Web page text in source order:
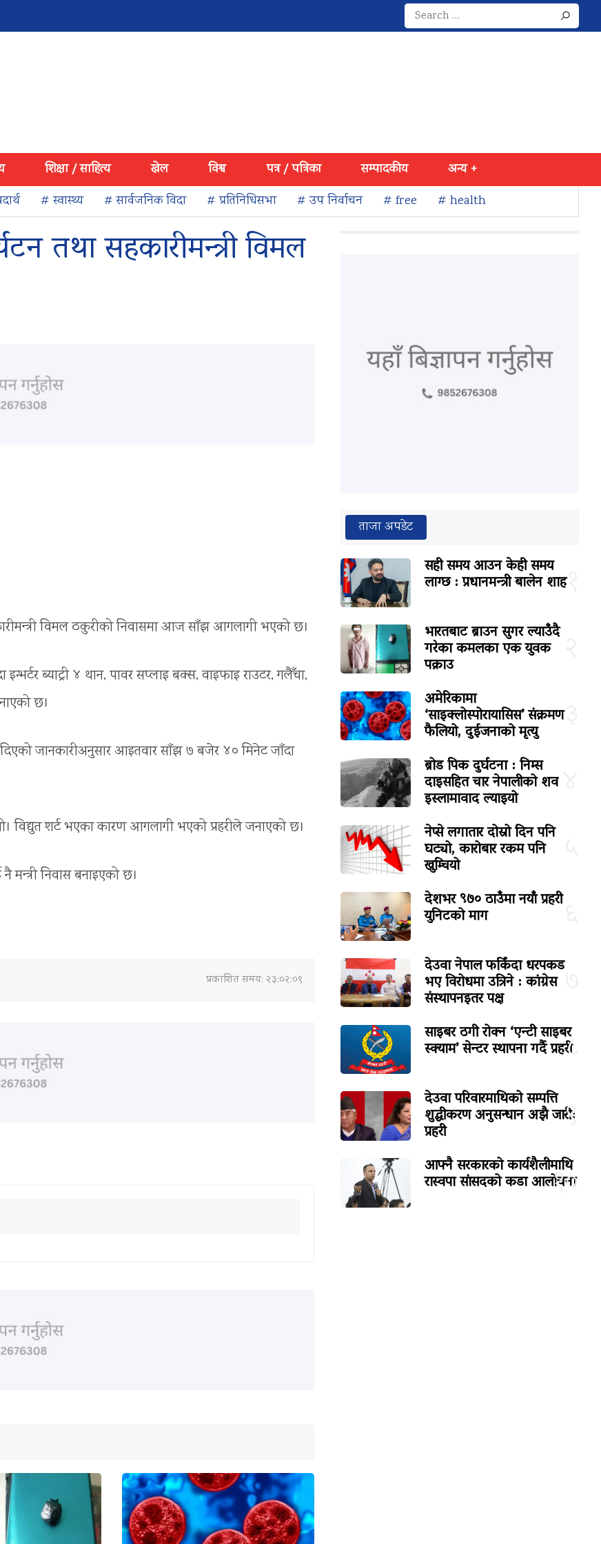
Search
for:
शिक्षा / साहित्य खेल विश्व पत्र / पत्रिका सम्पादकीय
अन्य +
# स्वास्थ्य # सार्वजनिक विदा # प्रतिनिधिसभा # उप निर्वाचन # free # health
तथा सहकारीमन्त्री विमल
विमल ठकुरीको निवासमा आज साँझ आगलागी भएको छ।
ब्याट्री ४ थान, पावर सप्लाइ बक्स, वाइफाइ राउटर, गलैँचा,
छ।
दिएको जानकारीअनुसार आइतवार साँझ ७ बजेर ४० मिनेट जाँदा
विद्युत शर्ट भएका कारण आगलागी भएको प्रहरीले जनाएको छ।
मन्त्री निवास बनाइएको छ।
प्रकाशित समय: २३:०२:०९
ताजा अपडेट
१
सही समय आउन केही समय
लाग्छ : प्रधानमन्त्री बालेन शाह
भारतबाट ब्राउन सुगर ल्याउँदै
गरेका कमलका एक युवक
पक्राउ
३
अमेरिकामा
‘साइक्लोस्पोरायासिस’ संक्रमण
फैलियो, दुईजनाको मृत्यु
ब्रोड पिक दुर्घटना : निम्स
दाइसहित चार नेपालीको शव
इस्लामावाद ल्याइयो
नेप्से लगातार दोस्रो दिन पनि
घट्यो, कारोबार रकम पनि
खुम्चियो
देशभर ९७० ठाउँमा नयाँ प्रहरी
युनिटको माग
७
देउवा नेपाल फर्किंदा धरपकड
भए विरोधमा उत्रिने : कांग्रेस
संस्थापनइतर पक्ष
८
साइबर ठगी रोक्न ‘एन्टी साइबर
स्क्याम’ सेन्टर स्थापना गर्दै प्रहरी
९
देउवा परिवारमाथिको सम्पत्ति
शुद्धीकरण अनुसन्धान अझै जारी:
प्रहरी
१०
आफ्नै सरकारको कार्यशैलीमाथि
रास्वपा सांसदको कडा आलोचना